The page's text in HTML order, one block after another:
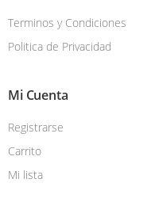
Terminos y Condiciones
Politica de Privacidad
Mi Cuenta
Registrarse
Carrito
Mi lista